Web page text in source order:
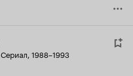
Сериал, 1988–1993